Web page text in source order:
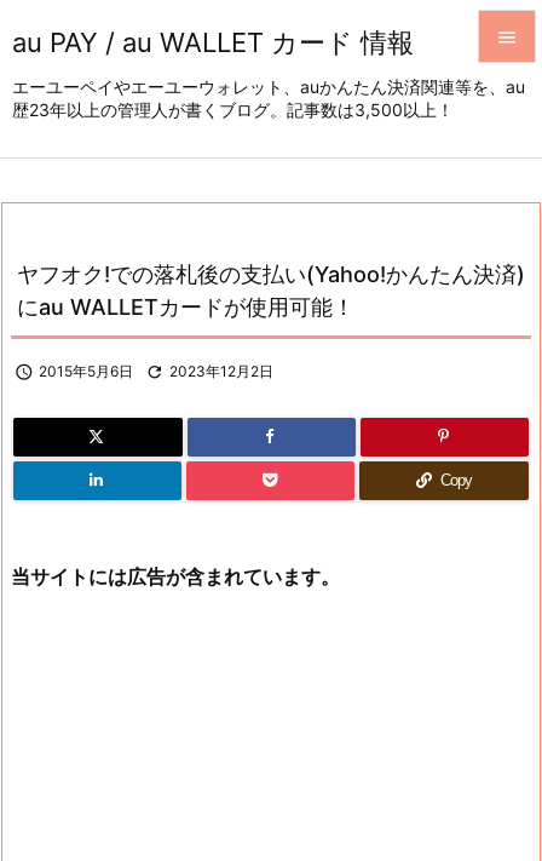
au PAY / au WALLET カード 情報
エーユーペイやエーユーウォレット、auかんたん決済関連等を、au
歴23年以上の管理人が書くブログ。記事数は3,500以上！





ヤフオク!での落札後の支払い(Yahoo!かんたん決済)
にau WALLETカードが使用可能！
 2015年5月6日  2023年12月2日
Copy
当サイトには広告が含まれています。